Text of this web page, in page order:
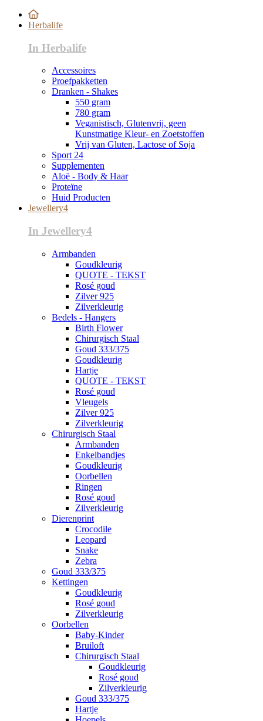
Herbalife
In Herbalife
Accessoires
Proefpakketten
Dranken - Shakes
550 gram
780 gram
Veganistisch, Glutenvrij, geen
Kunstmatige Kleur- en Zoetstoffen
Vrij van Gluten, Lactose of Soja
Sport 24
Supplementen
Aloë - Body & Haar
Proteïne
Huid Producten
Jewellery4
In Jewellery4
Armbanden
Goudkleurig
QUOTE - TEKST
Rosé goud
Zilver 925
Zilverkleurig
Bedels - Hangers
Birth Flower
Chirurgisch Staal
Goud 333/375
Goudkleurig
Hartje
QUOTE - TEKST
Rosé goud
Vleugels
Zilver 925
Zilverkleurig
Chirurgisch Staal
Armbanden
Enkelbandjes
Goudkleurig
Oorbellen
Ringen
Rosé goud
Zilverkleurig
Dierenprint
Crocodile
Leopard
Snake
Zebra
Goud 333/375
Kettingen
Goudkleurig
Rosé goud
Zilverkleurig
Oorbellen
Baby-Kinder
Bruiloft
Chirurgisch Staal
Goudkleurig
Rosé goud
Zilverkleurig
Goud 333/375
Hartje